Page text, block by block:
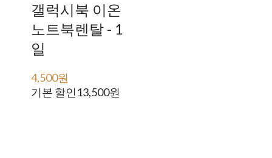
갤럭시북 이온
노트북렌탈 - 1
일
4,500원
기본 할인13,500원